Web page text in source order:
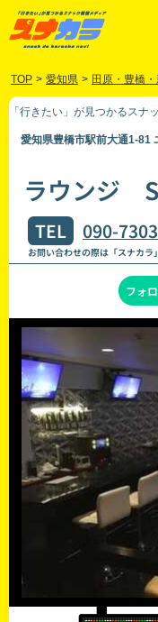
TOP > 愛知県 > 田原・豊橋
「行きたい」が見つかるスナ
愛知県豊橋市駅前大通1-81
ラウンジ
TEL 090-
お問い合わせの際は「スナカ
フォ